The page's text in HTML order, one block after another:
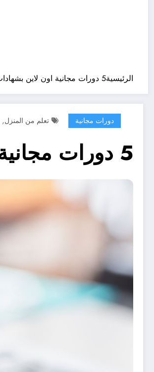
الرئيسية5 دورات مجانية اون لاين بشهادات معتمدة | لا تضيع وقتك بعد الآن!
دورات مجانية تعلم من المنزل,
5 دورات مجانية اون لاين بشهادات معتمدة | لا تضيع وقتك بعد الآن!